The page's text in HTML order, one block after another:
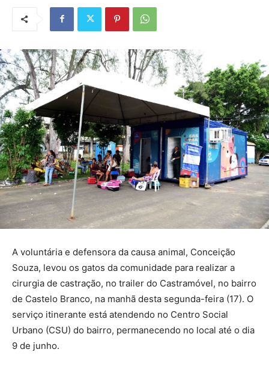
A voluntária e defensora da causa animal, Conceição
Souza, levou os gatos da comunidade para realizar a
cirurgia de castração, no trailer do Castramóvel, no bairro
de Castelo Branco, na manhã desta segunda-feira (17). O
serviço itinerante está atendendo no Centro Social
Urbano (CSU) do bairro, permanecendo no local até o dia
9 de junho.